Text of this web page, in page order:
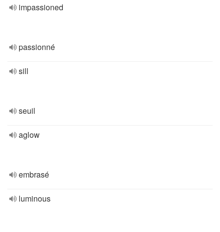
impassioned
passionné
sill
seuil
aglow
embrasé
luminous